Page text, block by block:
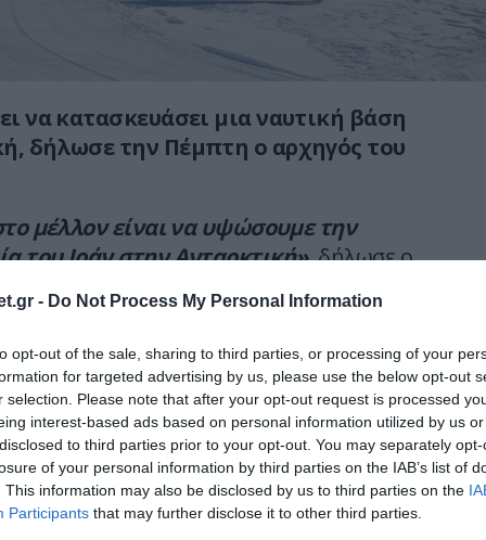
- Do Not Process My Personal Information
opt-out of the sale, sharing to third parties, or processing of your
for targeted advertising by us, please use the below opt-out
selection. Please note that after your opt-out request is processed
interest-based ads based on personal information utilized by us
to third parties prior to your opt-out. You may separately
of your personal information by third parties on the IAB’s list of
This information may also be disclosed by us to third parties on the
Participants that may further disclose it to other third parties.
να κατασκευάσει μια ναυτική βάση
δήλωσε την Πέμπτη ο αρχηγός του
μέλλον είναι να υψώσουμε την
του Ιράν στην Ανταρκτική»,δήλωσε ο
άμυνας» του Ιράν.
να πραγματοποιήσει«στρατιωτική και
στον Νότιο Πόλο, πρόσθεσε,
86ο στολίσκο, ο οποίος επέστρεψε τον
ανα τον κόσμο προετοιμάζοντας έτσι
Ανταρκτική.